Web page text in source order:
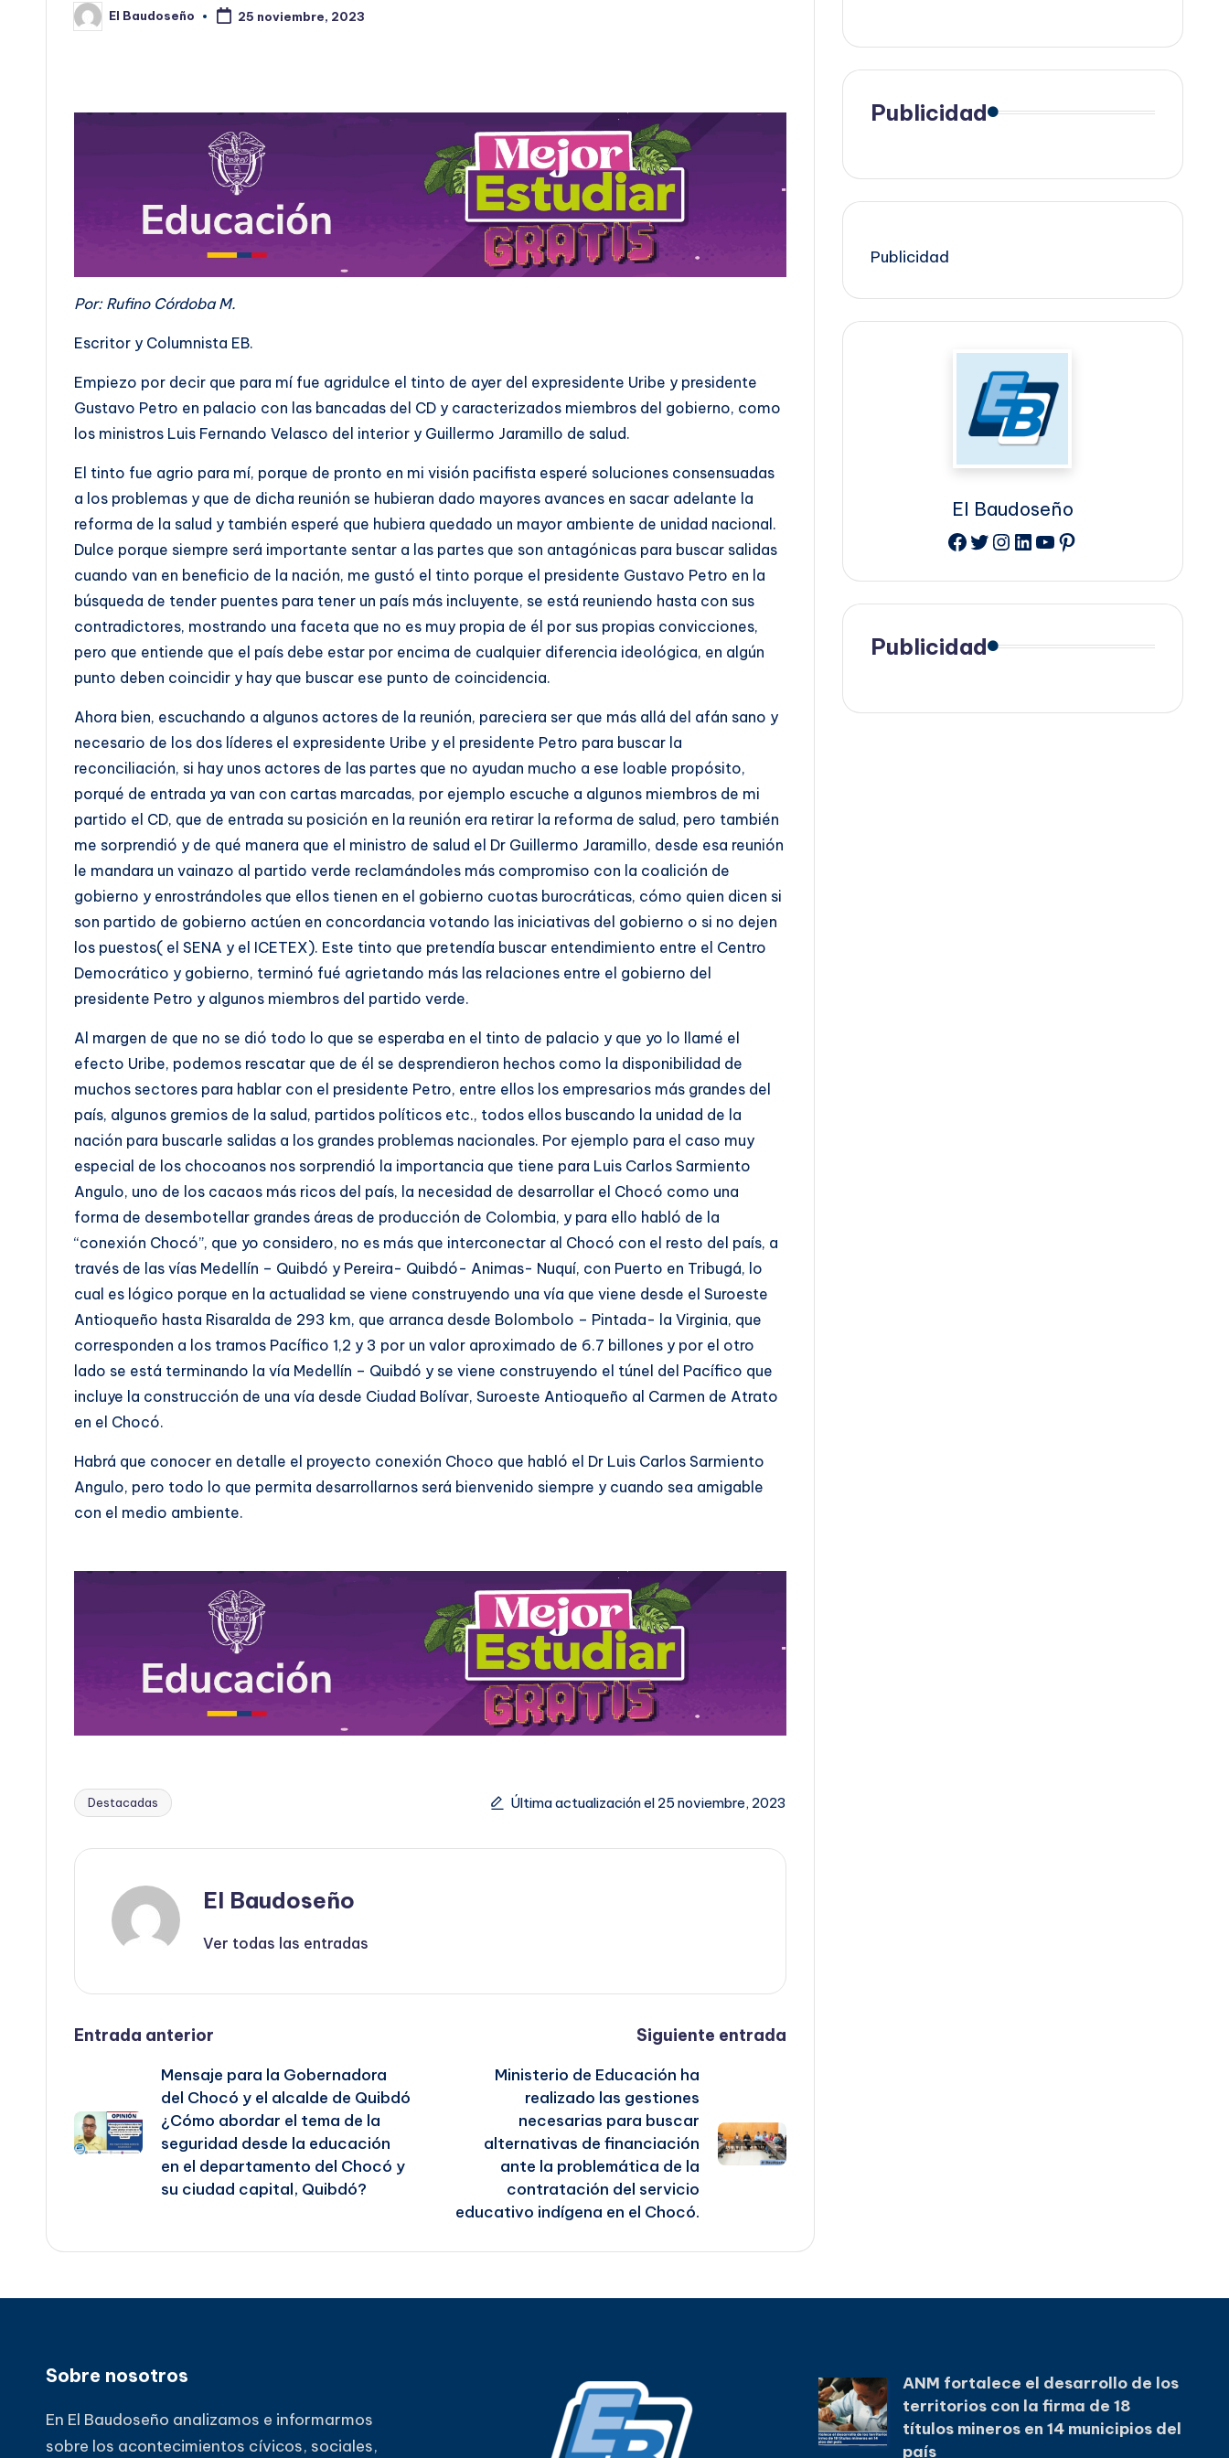
Publicado
por
El Baudoseño 25 noviembre, 2023
Por: Rufino Córdoba M.
Escritor y Columnista EB.
Empiezo por decir que para mí fue agridulce el tinto de ayer del expresidente Uribe y presidente
Gustavo Petro en palacio con las bancadas del CD y caracterizados miembros del gobierno, como
los ministros Luis Fernando Velasco del interior y Guillermo Jaramillo de salud.
El tinto fue agrio para mí, porque de pronto en mi visión pacifista esperé soluciones consensuadas
a los problemas y que de dicha reunión se hubieran dado mayores avances en sacar adelante la
reforma de la salud y también esperé que hubiera quedado un mayor ambiente de unidad nacional.
Dulce porque siempre será importante sentar a las partes que son antagónicas para buscar salidas
cuando van en beneficio de la nación, me gustó el tinto porque el presidente Gustavo Petro en la
búsqueda de tender puentes para tener un país más incluyente, se está reuniendo hasta con sus
contradictores, mostrando una faceta que no es muy propia de él por sus propias convicciones,
pero que entiende que el país debe estar por encima de cualquier diferencia ideológica, en algún
punto deben coincidir y hay que buscar ese punto de coincidencia.
Ahora bien, escuchando a algunos actores de la reunión, pareciera ser que más allá del afán sano y
necesario de los dos líderes el expresidente Uribe y el presidente Petro para buscar la
reconciliación, si hay unos actores de las partes que no ayudan mucho a ese loable propósito,
porqué de entrada ya van con cartas marcadas, por ejemplo escuche a algunos miembros de mi
partido el CD, que de entrada su posición en la reunión era retirar la reforma de salud, pero también
me sorprendió y de qué manera que el ministro de salud el Dr Guillermo Jaramillo, desde esa reunión
le mandara un vainazo al partido verde reclamándoles más compromiso con la coalición de
gobierno y enrostrándoles que ellos tienen en el gobierno cuotas burocráticas, cómo quien dicen si
son partido de gobierno actúen en concordancia votando las iniciativas del gobierno o si no dejen
los puestos( el SENA y el ICETEX). Este tinto que pretendía buscar entendimiento entre el Centro
Democrático y gobierno, terminó fué agrietando más las relaciones entre el gobierno del
presidente Petro y algunos miembros del partido verde.
Al margen de que no se dió todo lo que se esperaba en el tinto de palacio y que yo lo llamé el
efecto Uribe, podemos rescatar que de él se desprendieron hechos como la disponibilidad de
muchos sectores para hablar con el presidente Petro, entre ellos los empresarios más grandes del
país, algunos gremios de la salud, partidos políticos etc., todos ellos buscando la unidad de la
nación para buscarle salidas a los grandes problemas nacionales. Por ejemplo para el caso muy
especial de los chocoanos nos sorprendió la importancia que tiene para Luis Carlos Sarmiento
Angulo, uno de los cacaos más ricos del país, la necesidad de desarrollar el Chocó como una
forma de desembotellar grandes áreas de producción de Colombia, y para ello habló de la
“conexión Chocó”, que yo considero, no es más que interconectar al Chocó con el resto del país, a
través de las vías Medellín – Quibdó y Pereira- Quibdó- Animas- Nuquí, con Puerto en Tribugá, lo
cual es lógico porque en la actualidad se viene construyendo una vía que viene desde el Suroeste
Antioqueño hasta Risaralda de 293 km, que arranca desde Bolombolo – Pintada- la Virginia, que
corresponden a los tramos Pacífico 1,2 y 3 por un valor aproximado de 6.7 billones y por el otro
lado se está terminando la vía Medellín – Quibdó y se viene construyendo el túnel del Pacífico que
incluye la construcción de una vía desde Ciudad Bolívar, Suroeste Antioqueño al Carmen de Atrato
en el Chocó.
Habrá que conocer en detalle el proyecto conexión Choco que habló el Dr Luis Carlos Sarmiento
Angulo, pero todo lo que permita desarrollarnos será bienvenido siempre y cuando sea amigable
con el medio ambiente.
Etiquetas:
Destacadas Última actualización el 25 noviembre, 2023
El Baudoseño
Ver todas las entradas
Navegación
entradas
Entrada anterior
Mensaje para la Gobernadora
del Chocó y el alcalde de Quibdó
¿Cómo abordar el tema de la
seguridad desde la educación
en el departamento del Chocó y
su ciudad capital, Quibdó?
Siguiente entrada
Ministerio de Educación ha
realizado las gestiones
necesarias para buscar
alternativas de financiación
ante la problemática de la
contratación del servicio
educativo indígena en el Chocó.
Publicidad
Publicidad
El Baudoseño
Facebook
Twitter
Instagram
LinkedIn
YouTube
Pinterest
Publicidad
Sobre nosotros
En El Baudoseño analizamos e informarmos
sobre los acontecimientos cívicos, sociales,
ANM fortalece el desarrollo de los
territorios con la firma de 18
títulos mineros en 14 municipios del
país